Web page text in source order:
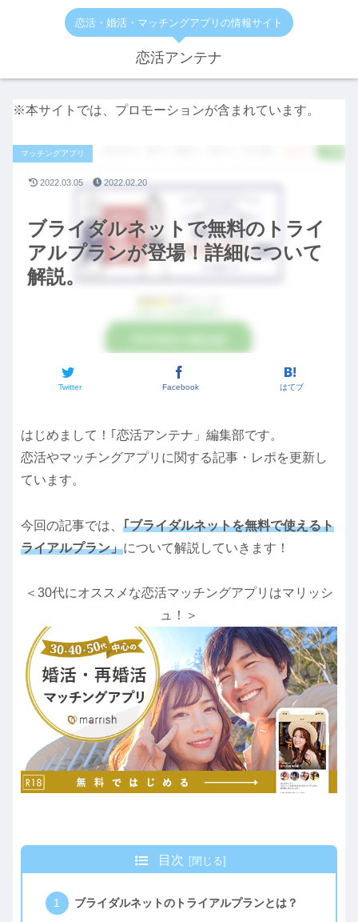
恋活・婚活・マッチングアプリの情報サイト
恋活アンテナ
※本サイトでは、プロモーションが含まれています。
ブライダルネットで無料のトライ
アルプランが登場！詳細について
解説。
マッチングアプリ
Twitter Facebook はてブ
2022.03.05 2022.02.20
はじめまして！｢恋活アンテナ」編集部です。
恋活やマッチングアプリに関する記事・レポを更新し
ています。
今回の記事では、 ｢ブライダルネットを無料で使えるト
ライアルプラン」について解説していきます！
＜30代にオススメな恋活マッチングアプリはマリッシ
ュ！＞
目次
ブライダルネットのトライアルプランとは？